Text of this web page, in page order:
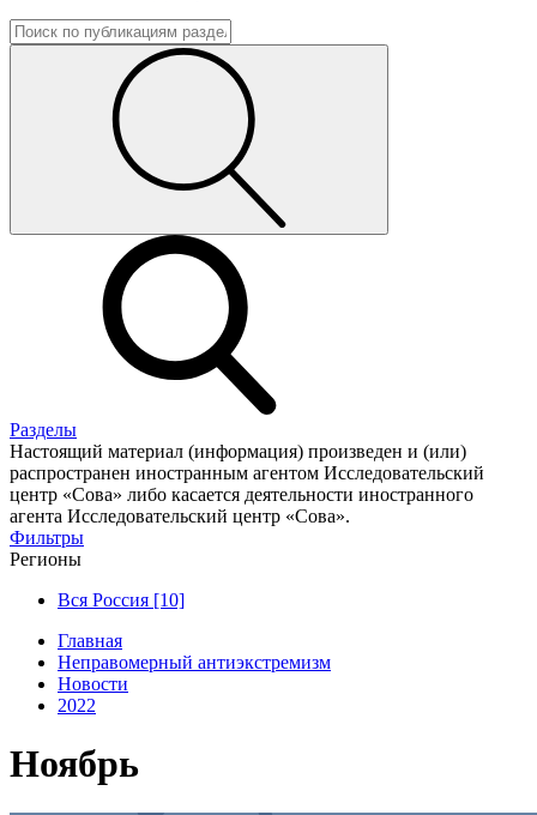
Разделы
Настоящий материал (информация) произведен и (или)
распространен иностранным агентом Исследовательский
центр «Сова» либо касается деятельности иностранного
агента Исследовательский центр «Сова».
Фильтры
Регионы
Вся Россия [10]
Главная
Неправомерный антиэкстремизм
Новости
2022
Ноябрь